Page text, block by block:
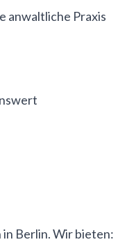
anwaltliche Praxis
Berlin. Wir bieten: